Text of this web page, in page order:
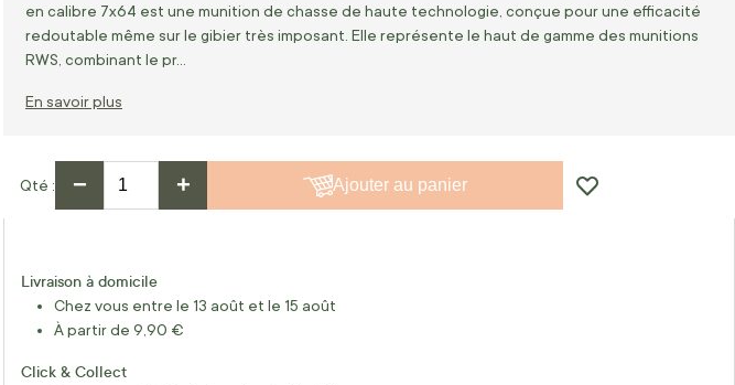
en calibre 7x64 est une munition de chasse de haute technologie, conçue pour une efficacité
redoutable même sur le gibier très imposant. Elle représente le haut de gamme des munitions
RWS, combinant le pr…
En savoir plus
Qté − + Ajouter au panier
Livraison à domicile
Chez vous entre le 13 août et le 15 août
À partir de 9,90 €
Click & Collect